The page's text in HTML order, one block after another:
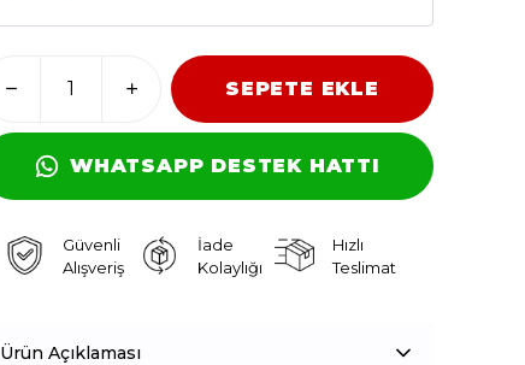
SEPETE EKLE
WHATSAPP DESTEK HATTI
Güvenli
Alışveriş
İade
Kolaylığı
Hızlı
Teslimat
Ürün Açıklaması